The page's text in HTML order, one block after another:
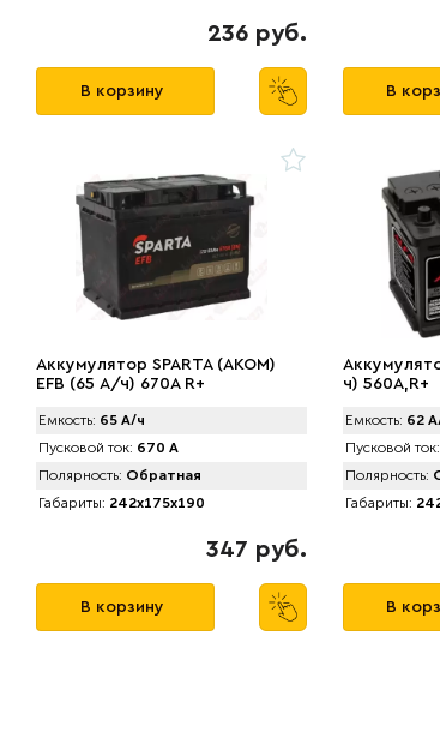
236 руб.
В корзину В
Аккумулятор SPARTA (АKOM)
EFB (65 А/ч) 670A R+
Емкость: 65 А/ч
Пусковой ток: 670 А
Полярность: Обратная
Габариты: 242x175x190
347 руб.
В корзину
ч) 560A,R+
Емкость: 62
Пусковой ток:
Полярность:
Габариты:
В